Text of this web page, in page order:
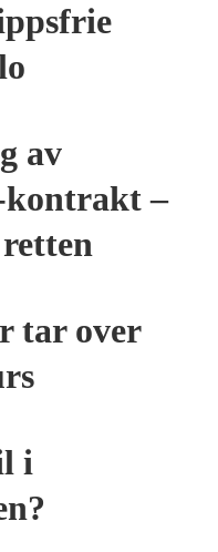
av
–
tar over
i